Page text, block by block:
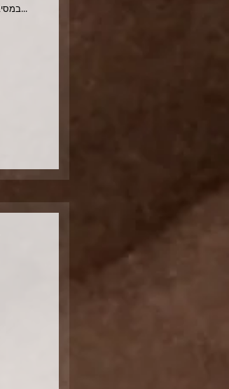
במסיבה. מתרגש. אנלאיודע. אנלאמכיר פה אף אחד. חושך. אני שומע את הדיג'יי. אני שומע את עצמי מפחד. כמו מטוס עם טייס מלנכולי שמארח אותי בליל...